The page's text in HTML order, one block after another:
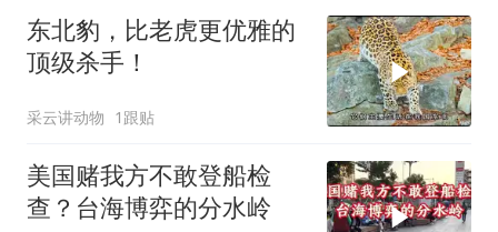
东北豹，比老虎更优雅的
顶级杀手！
采云讲动物 1跟贴
美国赌我方不敢登船检
查？台海博弈的分水岭